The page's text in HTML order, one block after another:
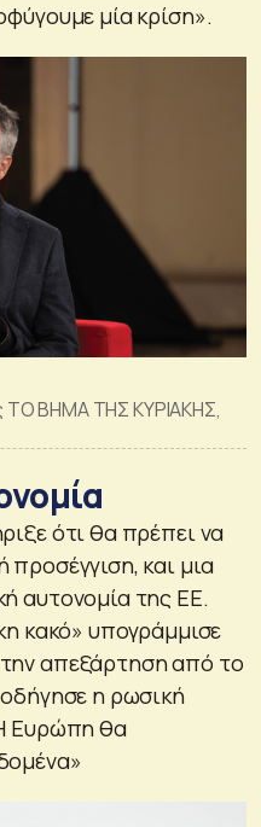
μία κρίση».
ΤΟ ΒΗΜΑ ΤΗΣ ΚΥΡΙΑΚΗΣ,
ότι θα πρέπει να
και μια
αυτονομία της ΕΕ.
κακό» υπογράμμισε
απεξάρτηση από το
η ρωσική
Ευρώπη θα